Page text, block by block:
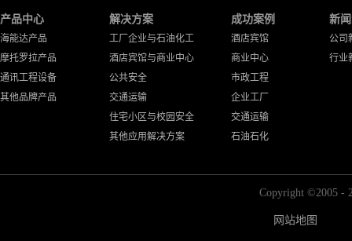
产品中心
海能达产品
摩托罗拉产品
通讯工程设备
其他品牌产品
解决方案
工厂企业与石油化工
酒店宾馆与商业中心
公共安全
交通运输
住宅小区与校园安全
其他应用解决方案
成功案例
酒店宾馆
商业中心
市政工程
企业工厂
交通运输
石油石化
新
公司
行业
Copyright ©2005 -
网站地图